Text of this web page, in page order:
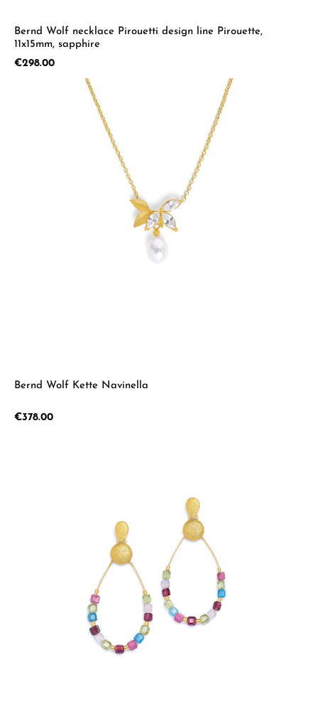
Bernd Wolf necklace Pirouetti design line Pirouette,
11x15mm, sapphire
Regular price:
€298.00
Bernd Wolf Kette Navinella
Regular price:
€378.00